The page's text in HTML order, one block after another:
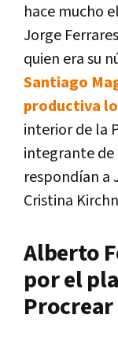
hace mucho
Jorge
quien era su
Santiago
productiva
interior de la
integrante de
respondían a
Cristina
Alberto
por el
Procrear